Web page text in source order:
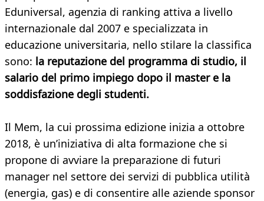
Eduniversal, agenzia di ranking attiva a livello
internazionale dal 2007 e specializzata in
educazione universitaria, nello stilare la classifica
sono: la reputazione del programma di studio, il
salario del primo impiego dopo il master e la
soddisfazione degli studenti.
Il Mem, la cui prossima edizione inizia a ottobre
2018, è un’iniziativa di alta formazione che si
propone di avviare la preparazione di futuri
manager nel settore dei servizi di pubblica utilità
(energia, gas) e di consentire alle aziende sponsor